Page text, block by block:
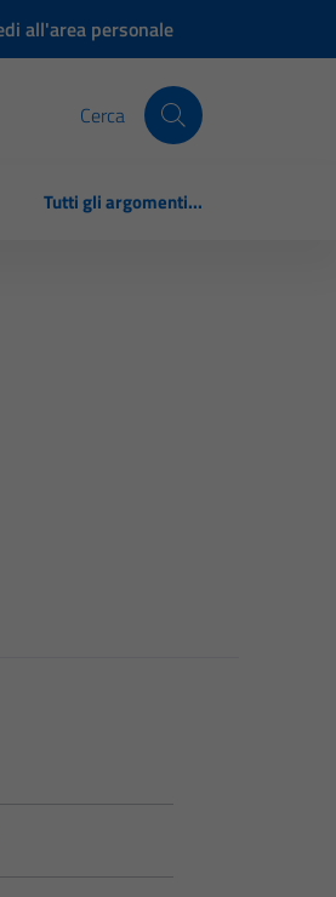
all'area personale
Cerca
Tutti gli argomenti...